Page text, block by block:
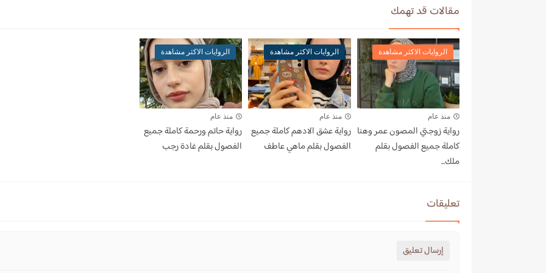
مقالات قد تهمك
الروايات الاكثر مشاهدة
منذ عام
رواية زوجتي المصون عمر وهنا
كاملة جميع الفصول بقلم
ملك...
الروايات الاكثر مشاهدة
منذ عام
رواية عشق الادهم كاملة جميع
الفصول بقلم ماهي عاطف
الروايات الاكثر مشاهدة
منذ عام
رواية حاتم ورحمة كاملة جميع
الفصول بقلم غادة رجب
تعليقات
إرسال تعليق